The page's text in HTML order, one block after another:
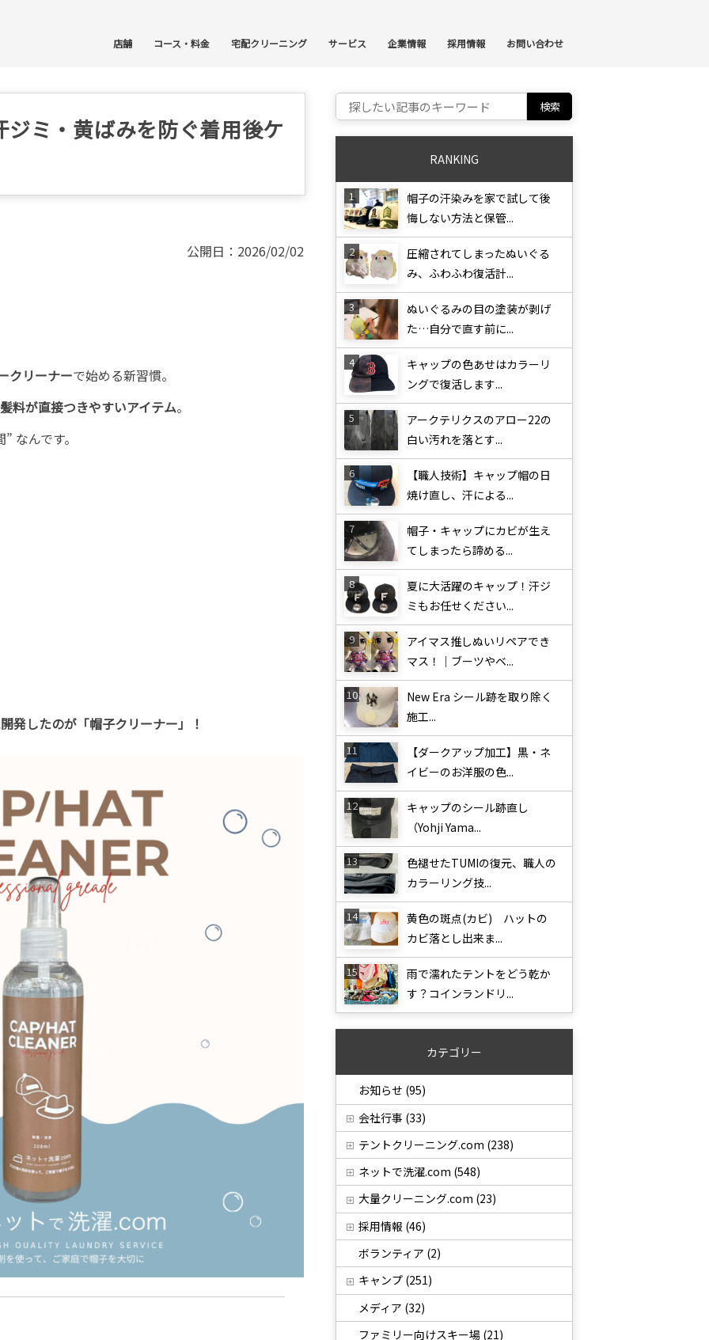
店舗 コース・料金 宅配クリーニング サービス 企業情報 採用情報 お問い合わせ
ミ・黄ばみを防ぐ着用後ケ
公開日：2026/02/02
クリーナーで始める新習慣。
料が直接つきやすいアイテム。
なんです。
発したのが「帽子クリーナー」！
Search for:
RANKING
帽子の汗染みを家で試して後
悔しない方法と保管...
圧縮されてしまったぬいぐる
み、ふわふわ復活計...
ぬいぐるみの目の塗装が剥げ
た…自分で直す前に...
キャップの色あせはカラーリ
ングで復活します...
アークテリクスのアロー22の
白い汚れを落とす...
【職人技術】キャップ帽の日
焼け直し、汗による...
帽子・キャップにカビが生え
てしまったら諦める...
夏に大活躍のキャップ！汗ジ
ミもお任せください...
アイマス推しぬいリペアでき
マス！｜ブーツやベ...
New Era シール跡を取り除く
施工...
【ダークアップ加工】黒・ネ
イビーのお洋服の色...
キャップのシール跡直し
（Yohji Yama...
色褪せたTUMIの復元、職人の
カラーリング技...
黄色の斑点(カビ) ハットの
カビ落とし出来ま...
雨で濡れたテントをどう乾か
す？コインランドリ...
カテゴリー
お知らせ (95)
会社行事 (33)
テントクリーニング.com (238)
ネットで洗濯.com (548)
大量クリーニング.com (23)
採用情報 (46)
ボランティア (2)
キャンプ (251)
メディア (32)
ファミリー向けスキー場 (21)